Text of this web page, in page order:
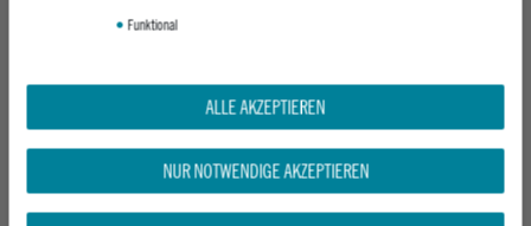
Funktional
ALLE AKZEPTIEREN
NUR NOTWENDIGE AKZEPTIEREN